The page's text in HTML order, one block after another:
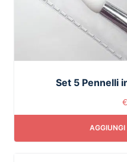
Set 5 Pennelli
€